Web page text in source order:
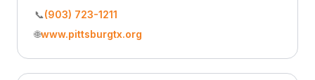
📞(903) 723-1211
🌐www.pittsburgtx.org